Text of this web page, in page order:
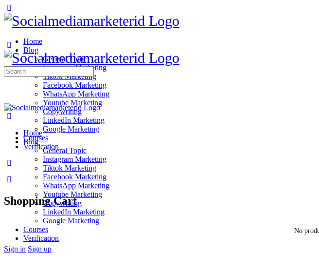
Home
Blog
General Topic
Instagram Marketing
Tiktok Marketing
Facebook Marketing
WhatsApp Marketing
Youtube Marketing
Copywriting
LinkedIn Marketing
Google Marketing
Courses
Verification
Shopping Cart
No
Sign in Sign up
Search
for:
Home
Blog
General Topic
Instagram Marketing
Tiktok Marketing
Facebook Marketing
WhatsApp Marketing
Youtube Marketing
Copywriting
LinkedIn Marketing
Google Marketing
Courses
Verification